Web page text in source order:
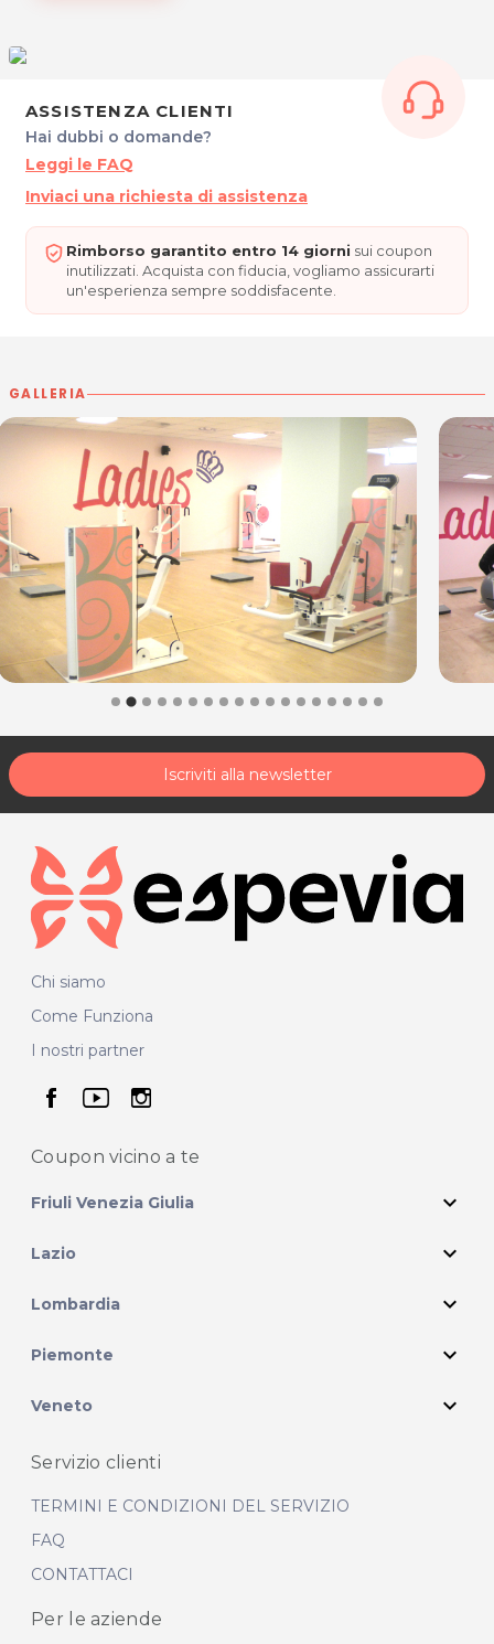
PALESTRA LADIES
Via Caccia 12
Tel. 0432 480632
Cel. 347 6494675
P.IVA 02444560300
Per ulteriori informazioni sull'offerta o sulle modalità di acquisto
scrivi aposta@espevia.it .
ASSISTENZA CLIENTI
Hai dubbi o domande?
Leggi le FAQ
Inviaci una richiesta di assistenza
Rimborso garantito entro 14 giorni sui coupon
inutilizzati. Acquista con fiducia, vogliamo assicurarti
un'esperienza sempre soddisfacente.
GALLERIA
Iscriviti alla newsletter
Chi siamo
Come Funziona
I nostri partner
seguici su facebook
seguici su youtube
seguici su instagram
Coupon vicino a te
Friuli Venezia Giulia expand_more
Lazio expand_more
Lombardia expand_more
Piemonte expand_more
Veneto expand_more
Servizio clienti
TERMINI E CONDIZIONI DEL SERVIZIO
FAQ
CONTATTACI
Per le aziende